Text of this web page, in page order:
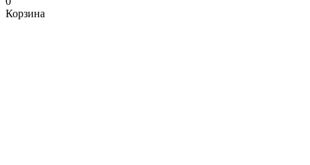
Корзина